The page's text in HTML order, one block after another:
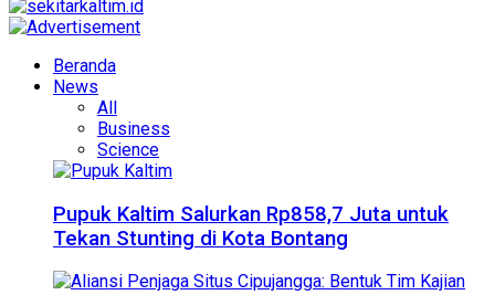
Beranda
News
All
Business
Science
Pupuk Kaltim Salurkan Rp858,7 Juta untuk
Tekan Stunting di Kota Bontang